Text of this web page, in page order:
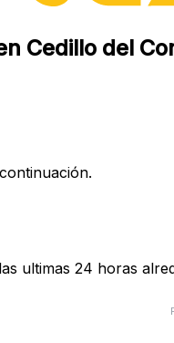
Cedillo del
ultimas 24 horas